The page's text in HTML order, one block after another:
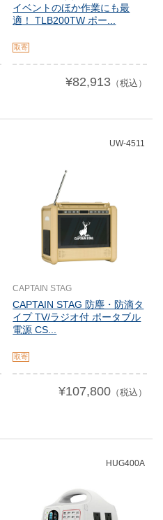
イベントのほか作業にも最
適！ TLB200TW ポー...
取寄
¥82,913（税込）
UW-4511
CAPTAIN STAG
CAPTAIN STAG 防塵・防滴タ
イプ TV/ラジオ付 ポータブル
電源 CS...
取寄
¥107,800（税込）
HUG400A